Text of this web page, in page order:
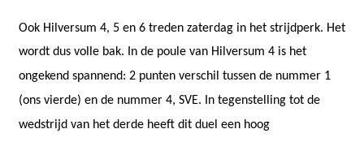
Ook Hilversum 4, 5 en 6 treden zaterdag in het strijdperk. Het
wordt dus volle bak.
In de poule van Hilversum 4 is het
ongekend spannend: 2 punten verschil tussen de nummer 1
(ons vierde) en de nummer 4, SVE. In tegenstelling tot de
wedstrijd van het derde heeft dit duel een hoog